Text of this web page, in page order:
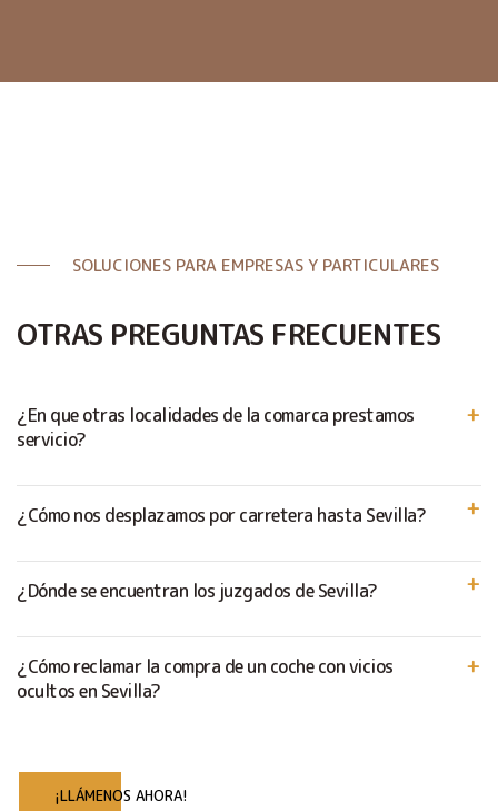
SOLUCIONES PARA EMPRESAS Y PARTICULARES
OTRAS PREGUNTAS FRECUENTES
¿En que otras localidades de la comarca prestamos
servicio?
¿Cómo nos desplazamos por carretera hasta Sevilla?
¿Dónde se encuentran los juzgados de Sevilla?
¿Cómo reclamar la compra de un coche con vicios
ocultos en Sevilla?
¡LLÁMENOS AHORA!